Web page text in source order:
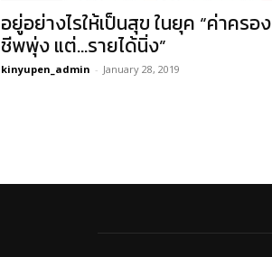
อยู่อย่างไรให้เป็นสุข ในยุค “ค่าครอง
ชีพพุ่ง แต่…รายได้นิ่ง”
kinyupen_admin - January 28, 2019